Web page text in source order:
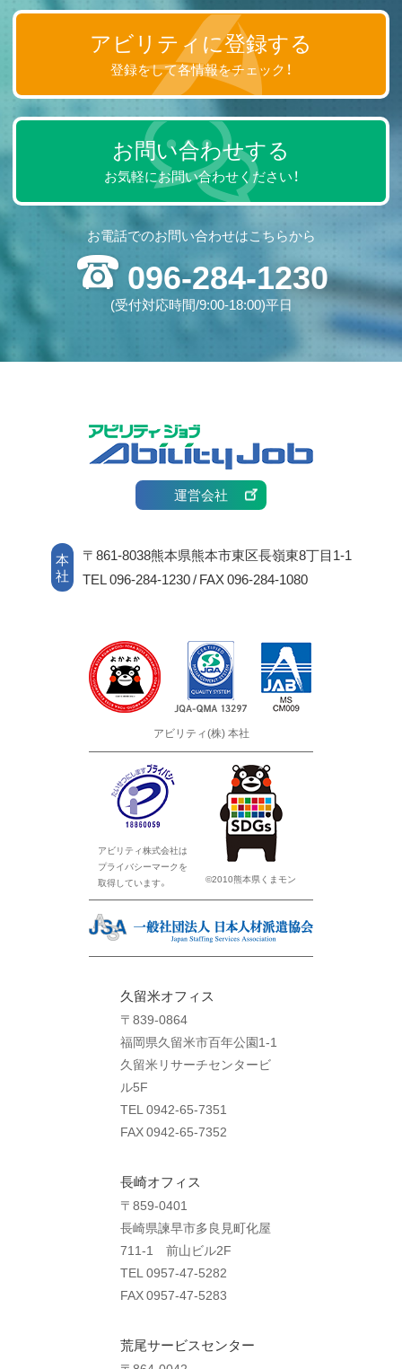
アビリティに登録する
登録をして各情報をチェック！
お問い合わせする
お気軽にお問い合わせください！
お電話でのお問い合わせはこちらから
096-284-1230
(受付対応時間/9:00-18:00)平日
運営会社
本
社
〒861-8038熊本県熊本市東区長嶺東8丁目1-1
TEL 096-284-1230 / FAX 096-284-1080
アビリティ(株) 本社
アビリティ株式会社は
プライバシーマークを
取得しています。
©2010熊本県くまモン
久留米オフィス
〒839-0864
福岡県久留米市百年公園1-1
久留米リサーチセンタービ
ル5F
TEL 0942-65-7351
FAX 0942-65-7352
長崎オフィス
〒859-0401
長崎県諫早市多良見町化屋
711-1 前山ビル2F
TEL 0957-47-5282
FAX 0957-47-5283
荒尾サービスセンター